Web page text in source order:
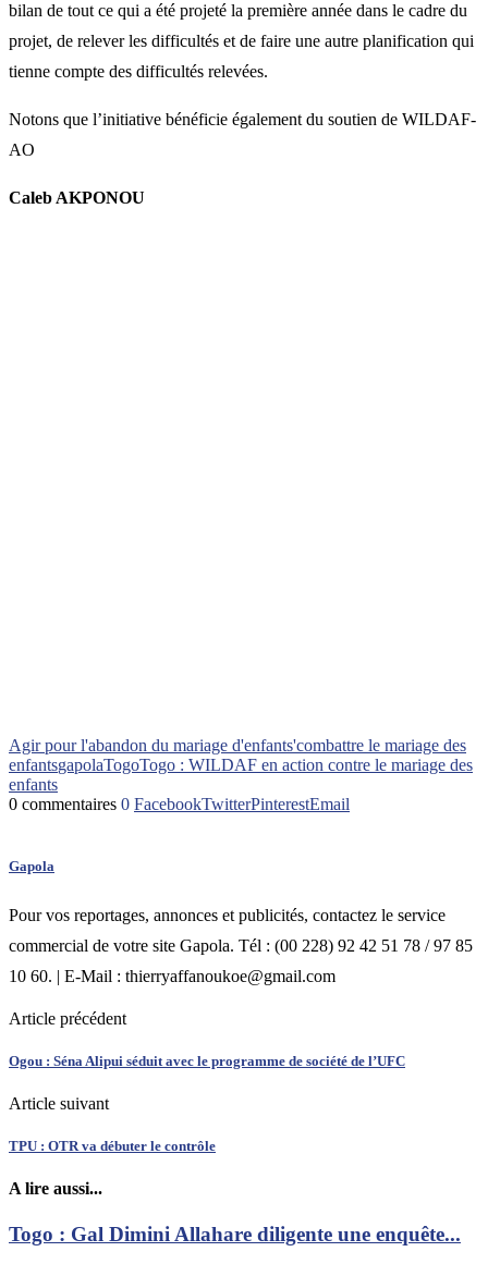
bilan de tout ce qui a été projeté la première année dans le cadre du
projet, de relever les difficultés et de faire une autre planification qui
tienne compte des difficultés relevées.
Notons que l’initiative bénéficie également du soutien de WILDAF-
AO
Caleb AKPONOU
Agir pour l'abandon du mariage d'enfants'combattre le mariage des
enfantsgapolaTogoTogo : WILDAF en action contre le mariage des
enfants
0 commentaires 0 FacebookTwitterPinterestEmail
Gapola
Pour vos reportages, annonces et publicités, contactez le service
commercial de votre site Gapola. Tél : (00 228) 92 42 51 78 / 97 85
10 60. | E-Mail : thierryaffanoukoe@gmail.com
Article précédent
Ogou : Séna Alipui séduit avec le programme de société de l’UFC
Article suivant
TPU : OTR va débuter le contrôle
A lire aussi...
Togo : Gal Dimini Allahare diligente une enquête...